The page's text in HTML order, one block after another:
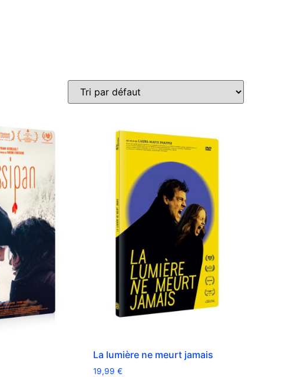
La lumière ne meurt jamais
19,99€